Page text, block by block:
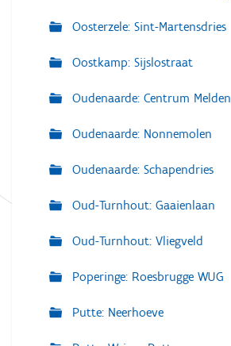
Oosterzele: Sint-Martensdries
Oostkamp: Sijslostraat
Oudenaarde: Centrum Melden
Oudenaarde: Nonnemolen
Oudenaarde: Schapendries
Oud-Turnhout: Gaaienlaan
Oud-Turnhout: Vliegveld
Poperinge: Roesbrugge WUG
Putte: Neerhoeve